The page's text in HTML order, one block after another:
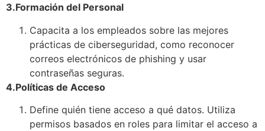
3.Formación del Personal
Capacita a los empleados sobre las mejores
prácticas de ciberseguridad, como reconocer
correos electrónicos de phishing y usar
contraseñas seguras.
4.Políticas de Acceso
Define quién tiene acceso a qué datos. Utiliza
permisos basados en roles para limitar el acceso a